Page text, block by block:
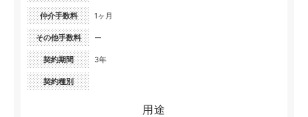
仲介手数料 1ヶ月
その他手数料 ー
契約期間 3年
契約種別
用途